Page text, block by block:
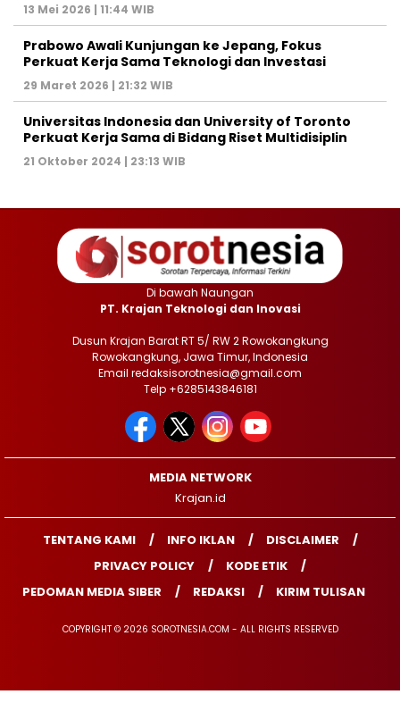
13 Mei 2026 | 11:44 WIB
Prabowo Awali Kunjungan ke Jepang, Fokus
Perkuat Kerja Sama Teknologi dan Investasi
29 Maret 2026 | 21:32 WIB
Universitas Indonesia dan University of Toronto
Perkuat Kerja Sama di Bidang Riset Multidisiplin
21 Oktober 2024 | 23:13 WIB
Di bawah Naungan
PT. Krajan Teknologi dan Inovasi
Dusun Krajan Barat RT 5/ RW 2 Rowokangkung
Rowokangkung, Jawa Timur, Indonesia
Email redaksisorotnesia@gmail.com
Telp +6285143846181
MEDIA NETWORK
Krajan.id
TENTANG KAMI INFO IKLAN
DISCLAIMER
PRIVACY POLICY
KODE ETIK
PEDOMAN MEDIA SIBER
REDAKSI KIRIM TULISAN
COPYRIGHT © 2026 SOROTNESIA.COM - ALL RIGHTS RESERVED